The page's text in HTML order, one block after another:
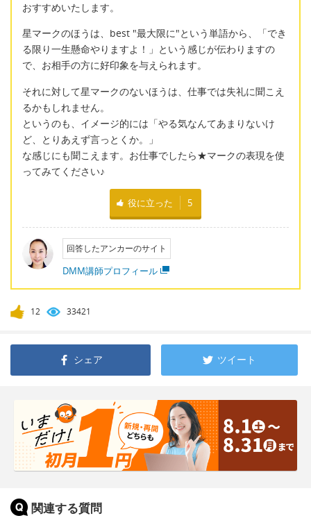
おすすめいたします。
星マークのほうは、best "最大限に"という単語から、「でき
る限り一生懸命やりますよ！」という感じが伝わりますの
で、お相手の方に好印象を与えられます。
それに対して星マークのないほうは、仕事では失礼に聞こえ
るかもしれません。
というのも、イメージ的には「やる気なんてあまりないけ
ど、とりあえず言っとくか。」
な感じにも聞こえます。お仕事でしたら★マークの表現を使
ってみてください♪
役に立った 5
回答したアンカーのサイト
DMM講師プロフィール
12 33421
シェア ツイート
関連する質問